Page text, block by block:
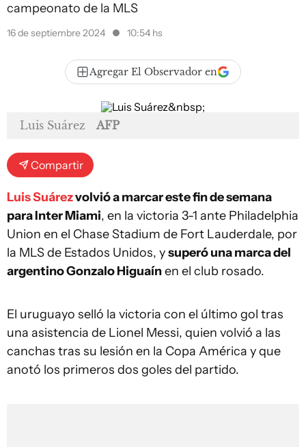
campeonato de la MLS
16 de septiembre 2024 10:54 hs
Agregar El Observador en
Luis Suárez AFP
Compartir
Luis Suárezvolvió a marcar este fin de semana
para Inter Miami, en la victoria 3-1 ante Philadelphia
Union en el Chase Stadium de Fort Lauderdale, por
la MLS de Estados Unidos, ysuperó una marca del
argentino Gonzalo Higuaínen el club rosado.
El uruguayo selló la victoria con el último gol tras
una asistencia de Lionel Messi, quien volvió a las
canchas tras su lesión en la Copa América y que
anotó los primeros dos goles del partido.